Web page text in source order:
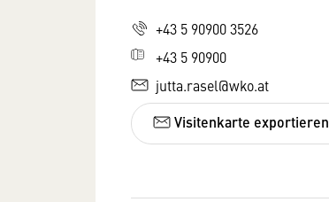
+43 5 90900 3526
+43 5 90900
jutta.rasel@wko.at
Visitenkarte exportieren